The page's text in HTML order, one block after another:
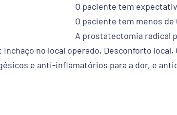
O paciente tem
O paciente tem menos de
A prostatectomia radical
no local operado, Desconforto
e anti-inflamatórios para a dor, e